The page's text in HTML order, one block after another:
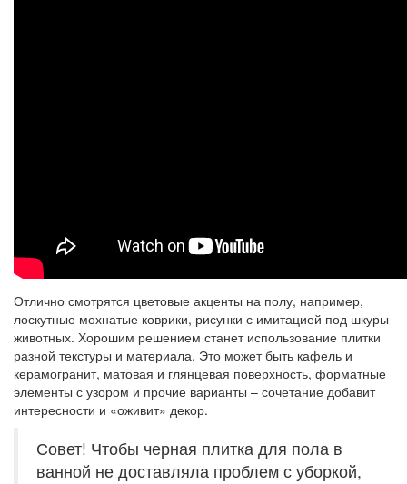
Отлично смотрятся цветовые акценты на полу, например,
лоскутные мохнатые коврики, рисунки с имитацией под шкуры
животных. Хорошим решением станет использование плитки
разной текстуры и материала. Это может быть кафель и
керамогранит, матовая и глянцевая поверхность, форматные
элементы с узором и прочие варианты – сочетание добавит
интересности и «оживит» декор.
Совет! Чтобы черная плитка для пола в
ванной не доставляла проблем с уборкой,